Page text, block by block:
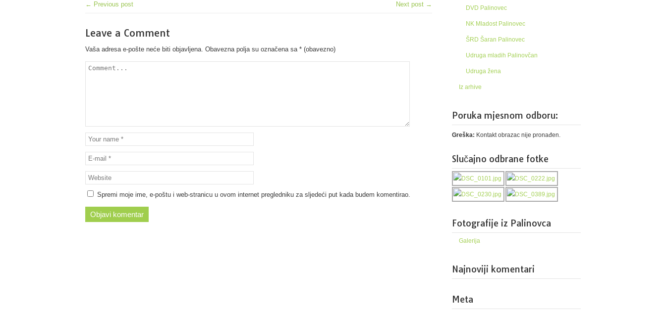
← Previous post Next post →
Leave a Comment
Vaša adresa e-pošte neće biti objavljena. Obavezna polja su označena sa * (obavezno)
Spremi moje ime, e-poštu i web-stranicu u ovom internet pregledniku za sljedeći put kada budem komentirao.
DVD Palinovec
NK Mladost Palinovec
ŠRD Šaran Palinovec
Udruga mladih Palinovčan
Udruga žena
Iz arhive
Poruka mjesnom odboru:
Greška: Kontakt obrazac nije pronađen.
Slučajno odbrane fotke
Fotografije iz Palinovca
Galerija
Najnoviji komentari
Meta